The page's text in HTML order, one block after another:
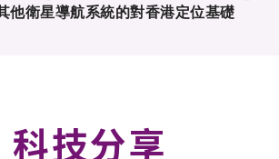
計劃
他衛星導航系統的對香港定位基礎
科技分享